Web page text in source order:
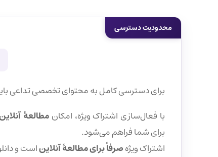
محدودیت دسترسی
برای دسترسی کامل به محتوای تخصصی تداعی
با فعال‌سازی اشتراک ویژه، امکان مطالعهٔ
برای شما فراهم می‌شود.
اشتراک ویژهصرفاً برای مطالعهٔ آنلایناست و